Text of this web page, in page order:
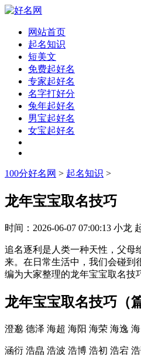
网站首页
起名知识
短美文
免费起好名
专家起好名
名字打好分
兔年起好名
男宝起好名
女宝起好名
100分好名网 > 起名知识 >
龙年宝宝取名技巧
时间： 2026-06-07 07:00:13 小龙
追名逐利是人类一种天性，父母
来。在日常生活中，我们会碰到
编为大家整理的龙年宝宝取名技
龙年宝宝取名技巧（篇
澄邈 德泽 海超 海阳 海荣 海逸
涵衍 浩皛 浩波 浩博 浩初 浩宕